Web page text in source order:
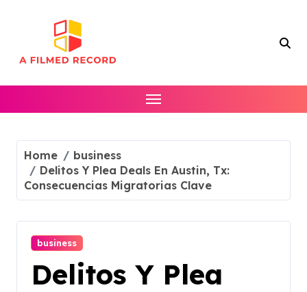
Home
business
Delitos Y Plea Deals En Austin, Tx:
Consecuencias Migratorias Clave
business
Delitos Y Plea